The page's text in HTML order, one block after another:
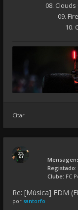
08. Clouds
09.
10.
Citar
Registado:
Clube: FC
Re: [Música] EDM
por santorfo